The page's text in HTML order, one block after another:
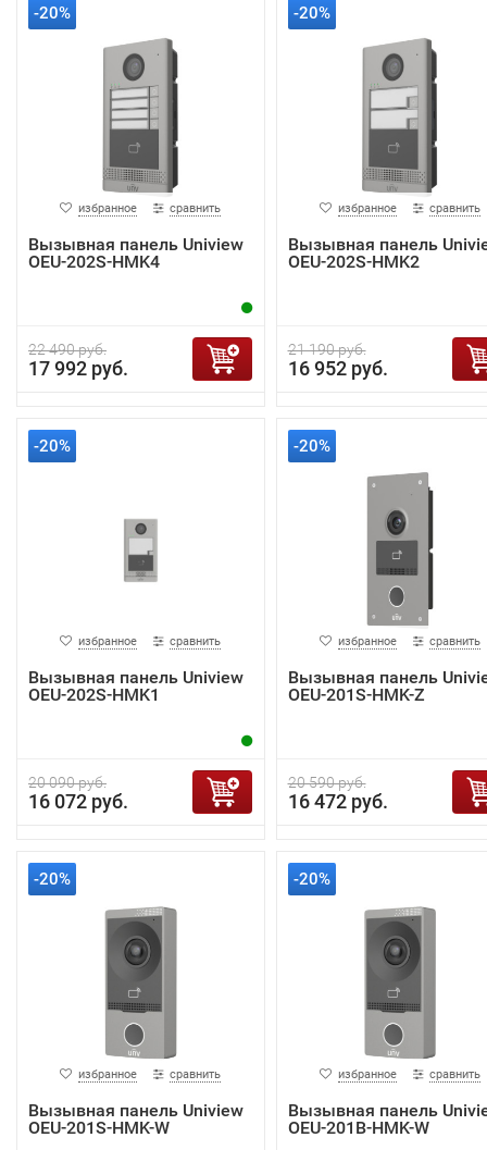
-20%
избранное сравнить
Вызывная панель Uniview
OEU-202S-HMK4
22 490 руб.
17 992 руб.
-20%
избранное сравнить
Вызывная панель
OEU-202S-HMK2
21 190 руб.
16 952 руб.
-20%
избранное сравнить
Вызывная панель Uniview
OEU-202S-HMK1
20 090 руб.
16 072 руб.
-20%
избранное сравнить
Вызывная панель
OEU-201S-HMK-Z
20 590 руб.
16 472 руб.
-20%
избранное сравнить
Вызывная панель Uniview
OEU-201S-HMK-W
-20%
избранное сравнить
Вызывная панель
OEU-201B-HMK-W